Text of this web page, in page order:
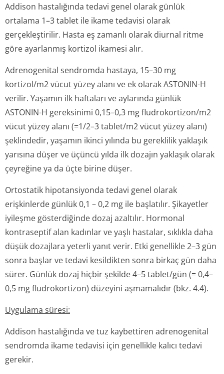
Addison hastalığında tedavi genel olarak günlük
ortalama 1–3 tablet ile ikame tedavisi olarak
gerçekleştirilir. Hasta eş zamanlı olarak diurnal ritme
göre ayarlanmış kortizol ikamesi alır.
Adrenogenital sendromda hastaya, 15–30 mg
kortizol/m2 vücut yüzey alanı ve ek olarak ASTONIN-H
verilir. Yaşamın ilk haftaları ve aylarında günlük
ASTONIN-H gereksinimi 0,15–0,3 mg fludrokortizon/m2
vücut yüzey alanı (=1/2–3 tablet/m2 vücut yüzey alanı)
şeklindedir, yaşamın ikinci yılında bu gereklilik yaklaşık
yarısına düşer ve üçüncü yılda ilk dozajın yaklaşık olarak
çeyreğine ya da üçte birine düşer.
Ortostatik hipotansiyonda tedavi genel olarak
erişkinlerde günlük 0,1 – 0,2 mg ile başlatılır. Şikayetler
iyileşme gösterdiğinde dozaj azaltılır. Hormonal
kontraseptif alan kadınlar ve yaşlı hastalar, sıklıkla daha
düşük dozajlara yeterli yanıt verir. Etki genellikle 2–3 gün
sonra başlar ve tedavi kesildikten sonra birkaç gün daha
sürer. Günlük dozaj hiçbir şekilde 4–5 tablet/gün (= 0,4–
0,5 mg fludrokortizon) düzeyini aşmamalıdır (bkz. 4.4).
Uygulama süresi:
Addison hastalığında ve tuz kaybettiren adrenogenital
sendromda ikame tedavisi için genellikle kalıcı tedavi
gerekir.